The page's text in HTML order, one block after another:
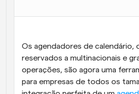
Agendamento potenciado
impulsionadas
Fluxos de trabalho
Blogue
Mantenha-se atualizado com as
atualizações
Reuniões Instantâneas
Os agendadores de calendário,
reservados a multinacionais e
operações, são agora uma
para empresas de todos os